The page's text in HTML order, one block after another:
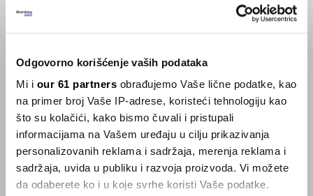
Odgovorno korišćenje vaših podataka
Mi i our 61 partners obrađujemo Vaše lične podatke, kao
na primer broj Vaše IP-adrese, koristeći tehnologiju kao
što su kolačići, kako bismo čuvali i pristupali
informacijama na Vašem uređaju u cilju prikazivanja
personalizovanih reklama i sadržaja, merenja reklama i
sadržaja, uvida u publiku i razvoja proizvoda. Vi možete
da odaberete ko i u koje svrhe koristi Vaše podatke.
Korisnici GLP-1 lijekova mršave,
ekonomija se deblja
Visok trošak selidbe kompanija iz Kine
Privatni letovi postaju dostupan
luksuz